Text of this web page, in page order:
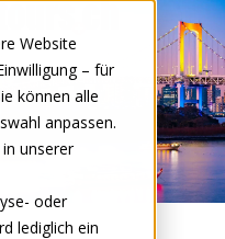
Website
– für
können alle
anpassen.
unserer
oder
lediglich ein